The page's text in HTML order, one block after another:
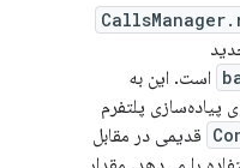
است. این به
پلتفرم
قدیمی در مقابل